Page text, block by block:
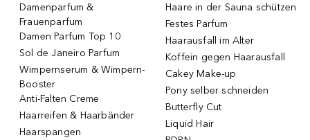
Damenparfum &
Frauenparfum
Damen Parfum Top 10
Sol de Janeiro Parfum
Wimpernserum & Wimpern-
Booster
Anti-Falten Creme
Haarreifen & Haarbänder
Haarspangen
Haare in der Sauna schützen
Festes Parfum
Haarausfall im Alter
Koffein gegen Haarausfall
Cakey Make-up
Pony selber schneiden
Butterfly Cut
Liquid Hair